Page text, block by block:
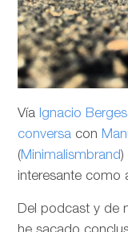
Vía Ignacio Berges
conversa con
(Minimalismbrand)
interesante como
Del podcast y de